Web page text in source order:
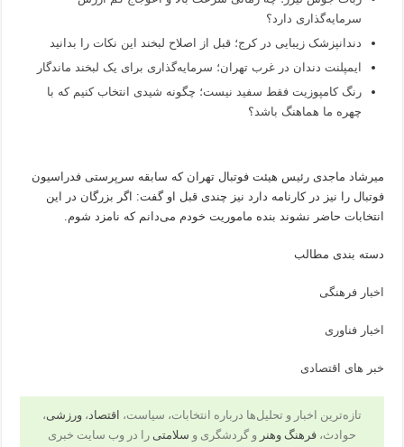
سرمایه‌گذاری دارد؟
دندانپزشک زیبایی در کرج؛ قبل از اصلاح لبخند این نکات را بدانید
ایمپلنت دندان در غرب تهران؛ سرمایه‌گذاری برای یک لبخند ماندگار
رنگ کامپوزیت فقط سفید نیست؛ چگونه شیدی انتخاب کنیم که با
چهره ما هماهنگ باشد؟
میرشاد ماجدی رئیس هیئت فوتبال تهران که سابقه سرپرستی فدراسیون
فوتبال را نیز در کارنامه دارد نیز چندی قبل او گفت: اگر بزرگان در این
انتخابات حاضر نشوند بنده ماموریت خودم می‌دانم که نامزد شوم.
دسته بندی مطالب
اخبار فرهنگی
اخبار فناوری
خبر های اقتصادی
تازه‌ترین اخبار و تحلیل‌ها درباره انتخابات، سیاست، اقتصاد، ورزشی،
حوادث، فرهنگ وهنر و گردشگری و سلامتی را در وب سایت خبری